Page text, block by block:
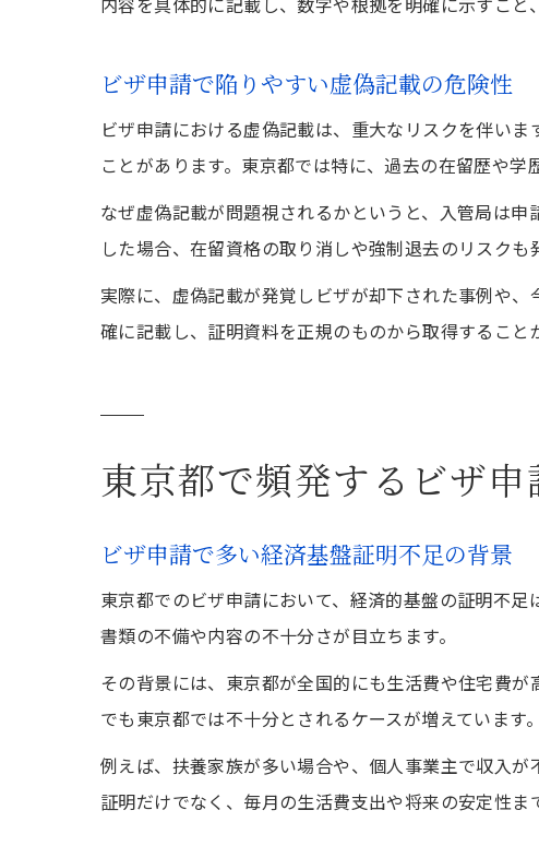
ビザ申請で陥りやすい虚偽記載の危険性
ビザ申請における虚偽記載は、重大なリスクを伴い
ことがあります。東京都では特に、過去の在留歴や学
なぜ虚偽記載が問題視されるかというと、入管局は
した場合、在留資格の取り消しや強制退去のリスクも
実際に、虚偽記載が発覚しビザが却下された事例や
確に記載し、証明資料を正規のものから取得するこ
東京都で頻発するビザ
ビザ申請で多い経済基盤証明不足の背景
東京都でのビザ申請において、経済的基盤の証明不
書類の不備や内容の不十分さが目立ちます。
その背景には、東京都が全国的にも生活費や住宅費
でも東京都では不十分とされるケースが増えています。
例えば、扶養家族が多い場合や、個人事業主で収入
証明だけでなく、毎月の生活費支出や将来の安定性ま